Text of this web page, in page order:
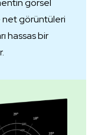
görsel
net görüntüleri
hassas bir